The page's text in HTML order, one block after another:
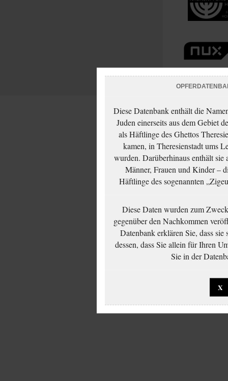
Diese Datenbank enthält die
Juden einerseits aus dem Gebiet
als Häftlinge des Ghettos
kamen, in Theresienstadt ums
wurden. Darüberhinaus enthält
Männer, Frauen und Kinder –
Häftlinge des sogenannten
Diese Daten wurden zum
gegenüber den Nachkommen
Datenbank erklären Sie, dass sie
dessen, dass Sie allein für Ihren
Sie in der
X